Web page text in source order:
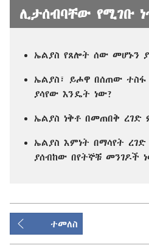
ሊታሰብባቸው የሚገቡ
ኤልያስ የጸሎት ሰው መሆኑን
ኤልያስ፣ ይሖዋ በሰጠው ተስፋ
ያሳየው እንዴት ነው?
ኤልያስ ነቅቶ በመጠበቅ ረገድ
ኤልያስ እምነት በማሳየት
ያሰብከው በየትኞቹ መንገዶች
ተመለስ